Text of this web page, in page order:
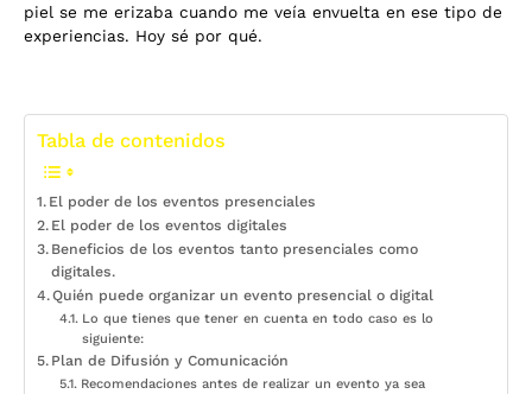
piel se me erizaba cuando me veía envuelta en ese tipo de
experiencias. Hoy sé por qué.
Tabla de contenidos
El poder de los eventos presenciales
El poder de los eventos digitales
Beneficios de los eventos tanto presenciales como
digitales.
Quién puede organizar un evento presencial o digital
Lo que tienes que tener en cuenta en todo caso es lo
siguiente:
Plan de Difusión y Comunicación
Recomendaciones antes de realizar un evento ya sea